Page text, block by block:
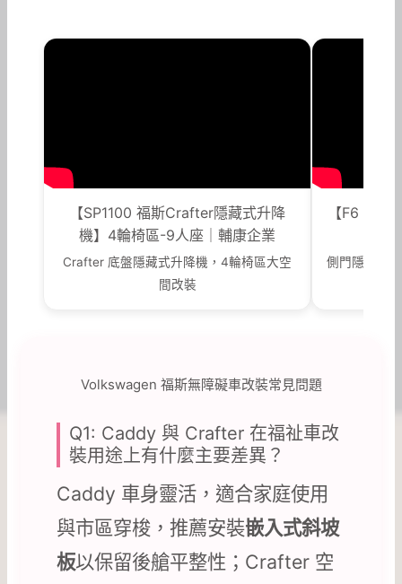
【SP1100 福斯Crafter隱藏式升降
機】4輪椅區-9人座｜輔康企業
Crafter 底盤隱藏式升降機，4輪椅區大空
間改裝
【F6 側
側門隱藏式
Volkswagen 福斯無障礙車改裝常見問題
Q1: Caddy 與 Crafter 在福祉車改
裝用途上有什麼主要差異？
Caddy 車身靈活，適合家庭使用
與市區穿梭，推薦安裝嵌入式斜坡
板以保留後艙平整性；Crafter 空